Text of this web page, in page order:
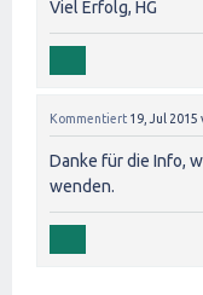
Viel Erfolg, HG
Kommentiert 19, Jul 2015
Danke für die Info,
wenden.